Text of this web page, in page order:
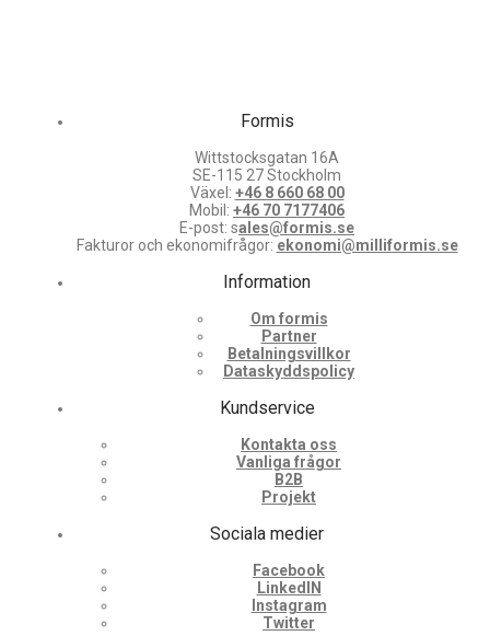
Formis
Wittstocksgatan 16A
SE-115 27 Stockholm
Växel: +46 8 660 68 00
Mobil: +46 70 7177406
E-post: sales@formis.se
Fakturor och ekonomifrågor: ekonomi@milliformis.se
Information
Om formis
Partner
Betalningsvillkor
Dataskyddspolicy
Kundservice
Kontakta oss
Vanliga frågor
B2B
Projekt
Sociala medier
Facebook
LinkedIN
Instagram
Twitter